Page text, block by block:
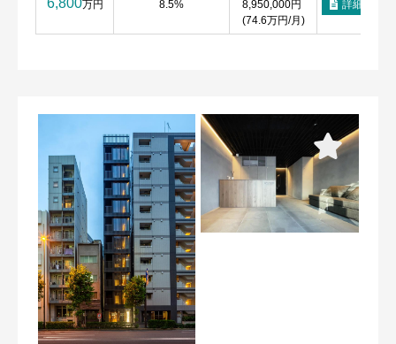
6,800万円 8.5%
8,950,000円
(74.6万円/月)
詳細